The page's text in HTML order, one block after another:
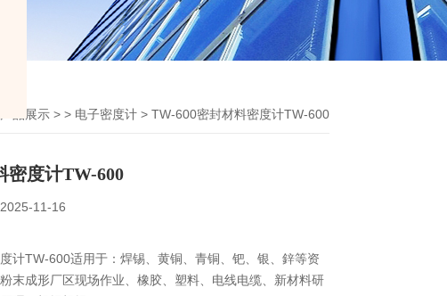
产品展示 > > 电子密度计 > TW-600密封材料密度计TW-600
密度计TW-600
2025-11-16
计TW-600适用于：焊锡、黄铜、青铜、钯、银、鋅等资
末成形厂区现场作业、橡胶、塑料、电线电缆、新材料研